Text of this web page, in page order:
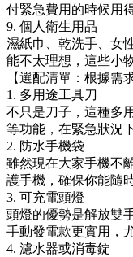
付緊急費用的時候用
9. 個人衛生用品
濕紙巾、乾洗手、女
能不太理想，這些小
【選配清單：根據需
1. 多用途工具刀
不只是刀子，這種多
等功能，在緊急狀況
2. 防水手機袋
雖然現在大家手機不
護手機，確保你能隨
3. 可充電頭燈
頭燈的優勢是解放雙
手動發電款更實用，
4. 濾水器或消毒錠